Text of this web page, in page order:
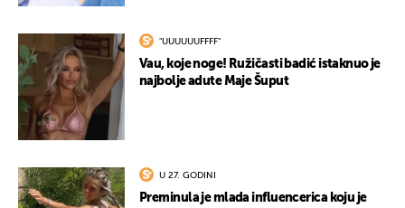
"UUUUUUFFFF"
Vau, koje noge! Ružičasti badić istaknuo je
najbolje adute Maje Šuput
U 27. GODINI
Preminula je mlada influencerica koju je